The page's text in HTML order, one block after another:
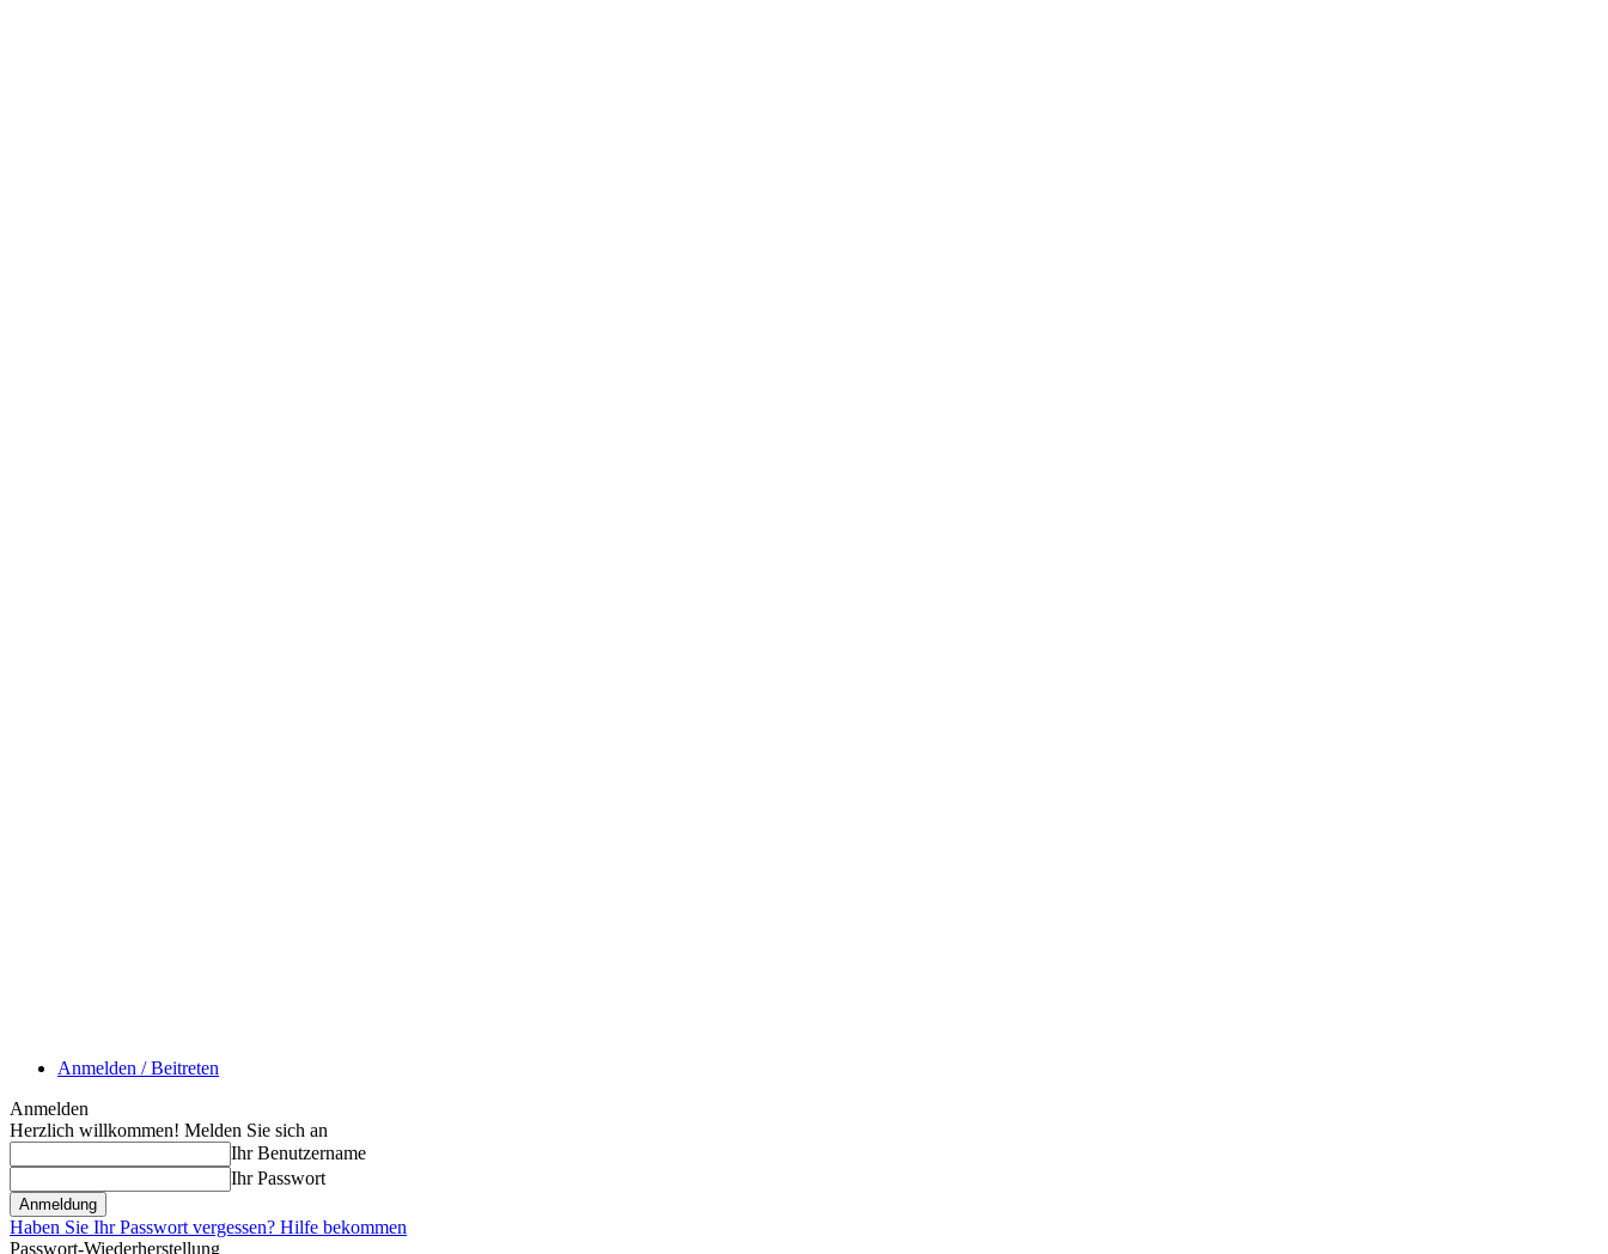
Anmelden / Beitreten
Anmelden
Herzlich willkommen! Melden Sie sich an
Ihr Benutzername
Ihr Passwort
Haben Sie Ihr Passwort vergessen? Hilfe bekommen
Passwort-Wiederherstellung